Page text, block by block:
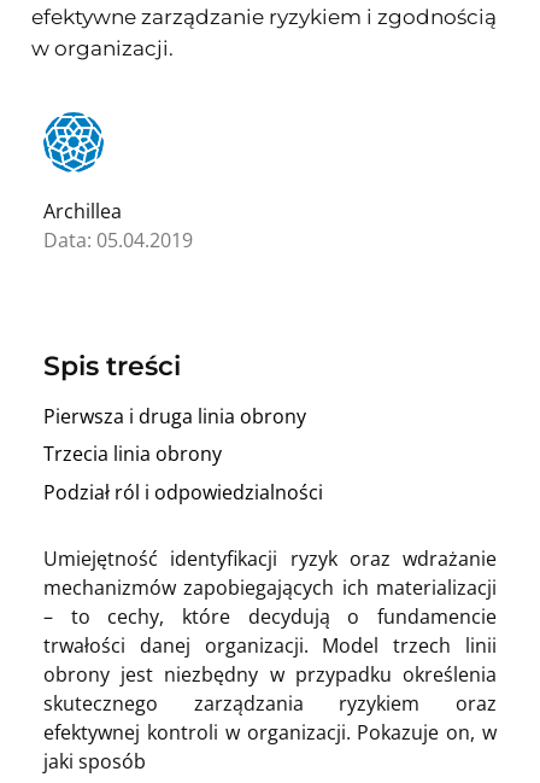
efektywne zarządzanie ryzykiem i zgodnością
w organizacji.
Archillea
Data: 05.04.2019
Spis treści
Pierwsza i druga linia obrony
Trzecia linia obrony
Podział ról i odpowiedzialności
Umiejętność identyfikacji ryzyk oraz wdrażanie
mechanizmów zapobiegających ich materializacji
– to cechy, które decydują o fundamencie
trwałości danej organizacji. Model trzech linii
obrony jest niezbędny w przypadku określenia
skutecznego zarządzania ryzykiem oraz
efektywnej kontroli w organizacji. Pokazuje on, w
jaki sposób